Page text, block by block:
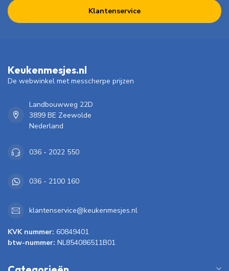
Klantenservice
Keukenmesjes.nl
De webwinkel met messcherpe prijzen
Landbouwweg 22D
3899 BE Zeewolde
Nederland
036 - 2022 550
036 - 2100 160
klantenservice@keukenmesjes.nl
KVK nummer: 60849401
btw-nummer: NL854086511B01